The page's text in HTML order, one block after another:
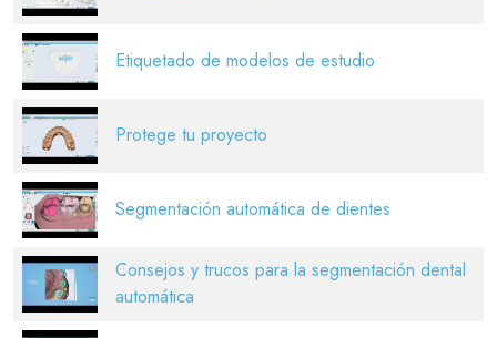
Etiquetado de modelos de estudio
Protege tu proyecto
Segmentación automática de dientes
Consejos y trucos para la segmentación dental
automática